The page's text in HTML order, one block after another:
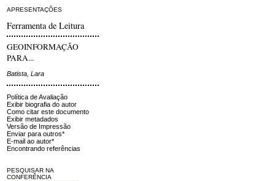
APRESENTAÇÕES
Ferramenta de Leitura
GEOINFORMAÇÃO
PARA...
Batista, Lara
Política de Avaliação
Exibir biografia do autor
Como citar este documento
Exibir metadados
Versão de Impressão
Enviar para outros*
E-mail ao autor*
Encontrando referências
PESQUISAR NA
CONFERÊNCIA